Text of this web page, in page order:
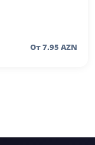
От 7.95 AZN